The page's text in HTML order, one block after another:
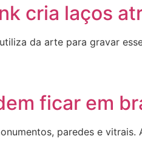
cria laços
da arte para gravar
ficar em
paredes e